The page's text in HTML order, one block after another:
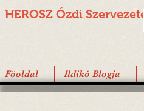
HEROSZ Ózdi Szervezete
Föoldal Ildikó Blogja